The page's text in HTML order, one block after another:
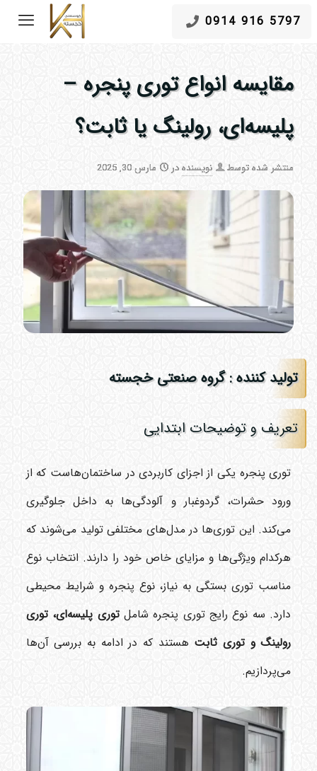
5797 916 0914
مقایسه انواع توری پنجره –
پلیسه‌ای، رولینگ یا ثابت؟
منتشر شده توسط نویسندهدر مارس 30, 2025
تولید کننده : گروه صنعتی خجسته
تعریف و توضیحات ابتدایی
توری پنجره یکی از اجزای کاربردی در ساختمان‌هاست که از
ورود حشرات، گردوغبار و آلودگی‌ها به داخل جلوگیری
می‌کند. این توری‌ها در مدل‌های مختلفی تولید می‌شوند که
هرکدام ویژگی‌ها و مزایای خاص خود را دارند. انتخاب نوع
مناسب توری بستگی به نیاز، نوع پنجره و شرایط محیطی
دارد. سه نوع رایج توری پنجره شاملتوری پلیسه‌ای، توری
رولینگ و توری ثابت هستند که در ادامه به بررسی آن‌ها
می‌پردازیم.